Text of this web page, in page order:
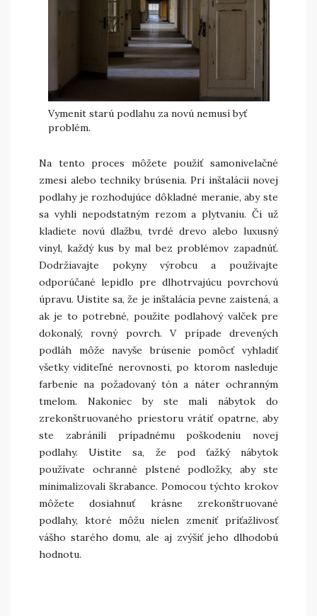
Vymenit starú podlahu za novú nemusí byť
problém.
Na tento proces môžete použiť samonivelačné
zmesi alebo techniky brúsenia. Pri inštalácii novej
podlahy je rozhodujúce dôkladné meranie, aby ste
sa vyhli nepodstatným rezom a plytvaniu. Či už
kladiete novú dlažbu, tvrdé drevo alebo luxusný
vinyl, každý kus by mal bez problémov zapadnúť.
Dodržiavajte pokyny výrobcu a používajte
odporúčané lepidlo pre dlhotrvajúcu povrchovú
úpravu. Uistite sa, že je inštalácia pevne zaistená, a
ak je to potrebné, použite podlahový valček pre
dokonalý, rovný povrch. V prípade drevených
podláh môže navyše brúsenie pomôcť vyhladiť
všetky viditeľné nerovnosti, po ktorom nasleduje
farbenie na požadovaný tón a náter ochranným
tmelom. Nakoniec by ste mali nábytok do
zrekonštruovaného priestoru vrátiť opatrne, aby
ste zabránili prípadnému poškodeniu novej
podlahy. Uistite sa, že pod ťažký nábytok
používate ochranné plstené podložky, aby ste
minimalizovali škrabance. Pomocou týchto krokov
môžete dosiahnuť krásne zrekonštruované
podlahy, ktoré môžu nielen zmeniť príťažlivosť
vášho starého domu, ale aj zvýšiť jeho dlhodobú
hodnotu.